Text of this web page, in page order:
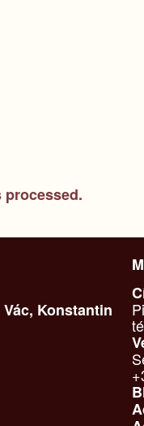
processed.
Konstantin